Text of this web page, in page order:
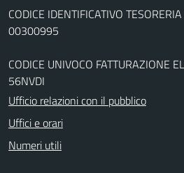
CODICE IDENTIFICATIVO
00300995
CODICE UNIVOCO FATTURAZIONE
56NVDI
Ufficio relazioni con il pubblico
Uffici e orari
Numeri utili